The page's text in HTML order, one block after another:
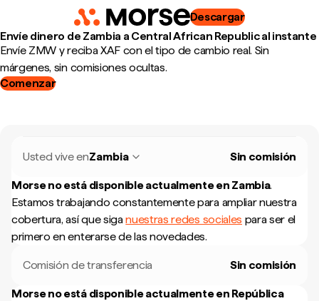
Descargar
Envíe dinero de Zambia a Central African Republic al instante
Envíe ZMW y reciba XAF con el tipo de cambio real. Sin
márgenes, sin comisiones ocultas.
Comenzar
Usted vive enZambia Sin comisión
Morse no está disponible actualmente en Zambia.
Estamos trabajando constantemente para ampliar nuestra
cobertura, así que siganuestras redes sociales para ser el
primero en enterarse de las novedades.
Comisión de transferencia Sin comisión
Morse no está disponible actualmente en República